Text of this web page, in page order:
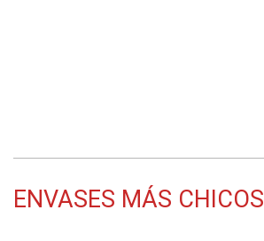
ENVASES MÁS CHICOS